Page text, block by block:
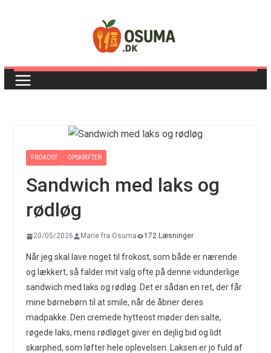
FROKOST OPSKRIFTER
Sandwich med laks og
rødløg
20/05/2026 Marie fra Osuma 172 Læsninger
Når jeg skal lave noget til frokost, som både er nærende
og lækkert, så falder mit valg ofte på denne vidunderlige
sandwich med laks og rødløg. Det er sådan en ret, der får
mine børnebørn til at smile, når de åbner deres
madpakke. Den cremede hytteost møder den salte,
røgede laks, mens rødløget giver en dejlig bid og lidt
skarphed, som løfter hele oplevelsen. Laksen er jo fuld af